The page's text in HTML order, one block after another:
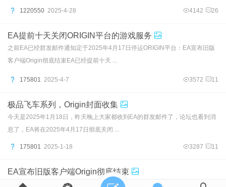
1220550 2025-4-28 4142 26
EA提前十天关闭ORIGIN平台的游戏服务
之前EA已经群发邮件通知定于2025年4月17日停运ORIGIN平台：EA宣布旧版
客户端Origin彻底结束EA已经提前十天 ...
175801 2025-4-7
今天是2025年1月18日，昨天晚上大家都收到EA的群发邮件了，论坛也看到消
息了，EA将在2025年4月17日彻底关闭 ...